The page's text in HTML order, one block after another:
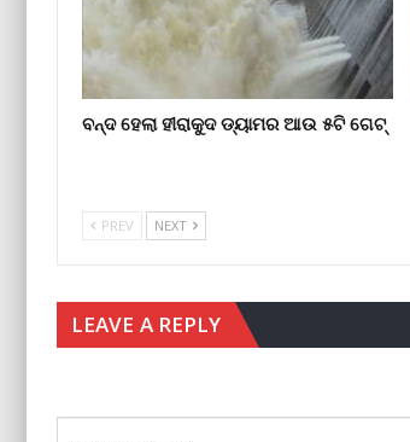
ବନ୍ଦ ହେଲା ହୀରାକୁଦ ଡ୍ୟାମର ଆଉ ୫ଟି ଗେଟ୍
PREV NEXT
LEAVE A REPLY